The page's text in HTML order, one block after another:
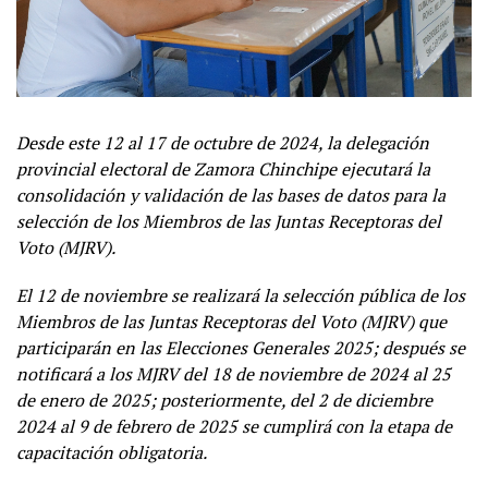
Desde este 12 al 17 de octubre de 2024, la delegación
provincial electoral de Zamora Chinchipe ejecutará la
consolidación y validación de las bases de datos para la
selección de los Miembros de las Juntas Receptoras del
Voto (MJRV).
El 12 de noviembre se realizará la selección pública de los
Miembros de las Juntas Receptoras del Voto (MJRV) que
participarán en las Elecciones Generales 2025; después se
notificará a los MJRV del 18 de noviembre de 2024 al 25
de enero de 2025; posteriormente, del 2 de diciembre
2024 al 9 de febrero de 2025 se cumplirá con la etapa de
capacitación obligatoria.